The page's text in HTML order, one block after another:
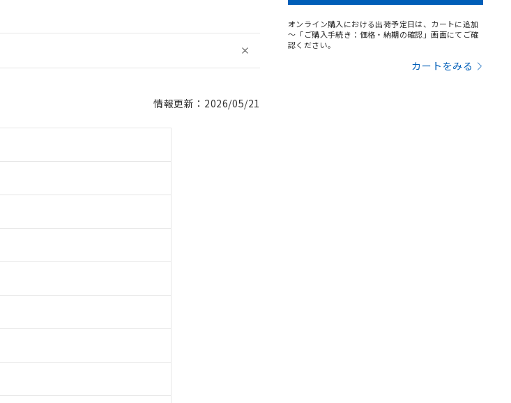
情報更新：2026/05/21
オンライン購入における出荷予定日は、カートに追加
～「ご購入手続き：価格・納期の確認」画面にてご確
認ください。
カートをみる